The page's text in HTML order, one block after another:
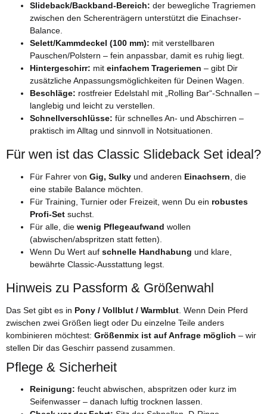
Slideback/Backband-Bereich: der bewegliche Tragriemen
zwischen den Scherenträgern unterstützt die Einachser-
Balance.
Selett/Kammdeckel (100 mm): mit verstellbaren
Pauschen/Polstern – fein anpassbar, damit es ruhig liegt.
Hintergeschirr: mit einfachem Trageriemen – gibt Dir
zusätzliche Anpassungsmöglichkeiten für Deinen Wagen.
Beschläge: rostfreier Edelstahl mit „Rolling Bar“-Schnallen –
langlebig und leicht zu verstellen.
Schnellverschlüsse: für schnelles An- und Abschirren –
praktisch im Alltag und sinnvoll in Notsituationen.
Für wen ist das Classic Slideback Set ideal?
Für Fahrer von Gig, Sulky und anderen Einachsern , die
eine stabile Balance möchten.
Für Training, Turnier oder Freizeit, wenn Du ein robustes
Profi-Set suchst.
Für alle, die wenig Pflegeaufwand wollen
(abwischen/abspritzen statt fetten).
Wenn Du Wert auf schnelle Handhabung und klare,
bewährte Classic-Ausstattung legst.
Hinweis zu Passform & Größenwahl
Das Set gibt es in Pony / Vollblut / Warmblut . Wenn Dein Pferd
zwischen zwei Größen liegt oder Du einzelne Teile anders
kombinieren möchtest: Größenmix ist auf Anfrage möglich – wir
stellen Dir das Geschirr passend zusammen.
Pflege & Sicherheit
Reinigung: feucht abwischen, abspritzen oder kurz im
Seifenwasser – danach luftig trocknen lassen.